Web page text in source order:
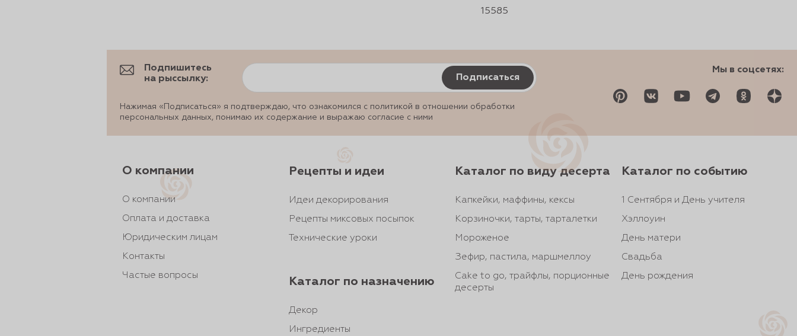
15585
Подпишитесь
на рыссылку:
Подписаться
Нажимая «Подписаться» я подтверждаю, что ознакомился с политикой в отношении обработки
персональных данных, понимаю их содержание и выражаю согласие с ними
Мы в соцсетях:
О компании
О компании
Оплата и доставка
Юридическим лицам
Контакты
Частые вопросы
Рецепты и идеи
Идеи декорирования
Рецепты миксовых посыпок
Технические уроки
Каталог по назначению
Декор
Ингредиенты
Каталог по виду десерта
Капкейки, маффины, кексы
Корзиночки, тарты, тарталетки
Мороженое
Зефир, пастила, маршмеллоу
Cake to go, трайфлы, порционные
десерты
Каталог по событию
1 Сентября и День учителя
Хэллоуин
День матери
Свадьба
День рождения